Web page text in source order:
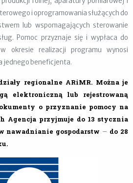
i oprogramowania służących do
lub wspomagających sterowanie
Pomoc przyznaje się i wypłaca do
okresie realizacji programu wynosi
jednego beneficjenta.
regionalne ARiMR. Można je
elektroniczną lub rejestrowaną
o przyznanie pomocy na
Agencja przyjmuje do 13 stycznia
nawadnianie gospodarstw – do 28